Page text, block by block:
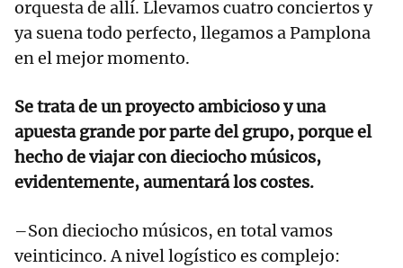
orquesta de allí. Llevamos cuatro conciertos y
ya suena todo perfecto, llegamos a Pamplona
en el mejor momento.
Se trata de un proyecto ambicioso y una
apuesta grande por parte del grupo, porque el
hecho de viajar con dieciocho músicos,
evidentemente, aumentará los costes.
–Son dieciocho músicos, en total vamos
veinticinco. A nivel logístico es complejo: